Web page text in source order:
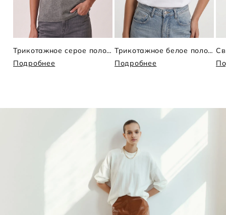
Трикотажное серое поло коротким рукавом
Подробнее
Трикотажное белое поло с коротким рукавом
Подробнее